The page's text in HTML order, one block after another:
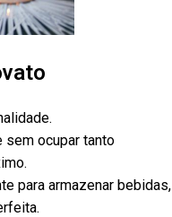
sem ocupar tanto
para armazenar bebidas,